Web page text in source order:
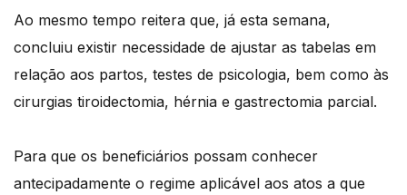
Ao mesmo tempo reitera que, já esta semana,
concluiu existir necessidade de ajustar as tabelas em
relação aos partos, testes de psicologia, bem como às
cirurgias tiroidectomia, hérnia e gastrectomia parcial.
Para que os beneficiários possam conhecer
antecipadamente o regime aplicável aos atos a que